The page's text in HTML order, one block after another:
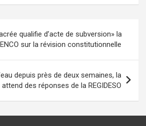
ail e
gr
a
m
ta
g
er
qualifie d’acte de subversion» la
sur la révision constitutionnelle
depuis près de deux semaines, la
des réponses de la REGIDESO